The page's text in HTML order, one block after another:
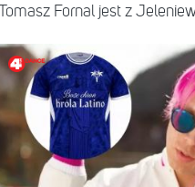
Tomasz Fornal jest z